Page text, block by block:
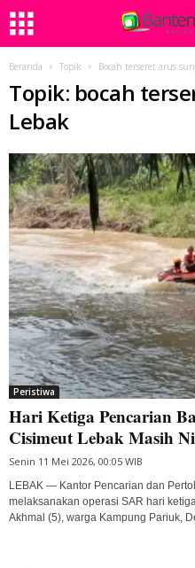
Beranda Topik Bocah terseret arus
Topik: bocah
Lebak
Peristiwa
Hari Ketiga Pencarian
Cisimeut Lebak Masih
Senin 11 Mei 2026, 00:05 WIB
LEBAK — Kantor Pencarian dan
melaksanakan operasi SAR hari
Akhmal (5), warga Kampung Pariuk,